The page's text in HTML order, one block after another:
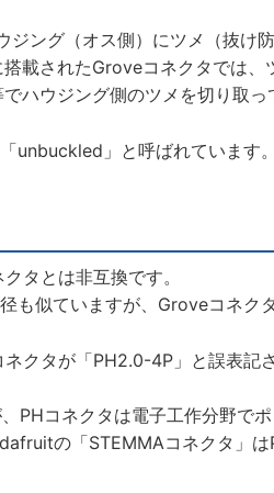
ング（オス側）にツメ（抜け
載されたGroveコネクタでは
ハウジング側のツメを切り取っ
unbuckled」と呼ばれています。
タとは非互換です。
も似ていますが、Groveコネク
クタが「PH2.0-4P」と誤表記
PHコネクタは電子工作分野で
の「STEMMAコネクタ」は